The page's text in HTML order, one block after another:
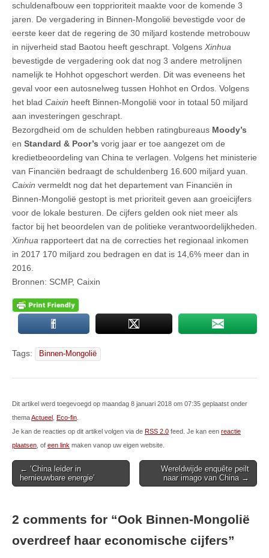
schuldenafbouw een topprioriteit maakte voor de komende 3
jaren. De vergadering in Binnen-Mongolië bevestigde voor de
eerste keer dat de regering de 30 miljard kostende metrobouw
in nijverheid stad Baotou heeft geschrapt. Volgens Xinhua
bevestigde de vergadering ook dat nog 3 andere metrolijnen
namelijk te Hohhot opgeschort werden. Dit was eveneens het
geval voor een autosnelweg tussen Hohhot en Ordos. Volgens
het blad Caixin heeft Binnen-Mongolië voor in totaal 50 miljard
aan investeringen geschrapt.
Bezorgdheid om de schulden hebben ratingbureaus Moody’s
en Standard & Poor’s vorig jaar er toe aangezet om de
kredietbeoordeling van China te verlagen. Volgens het ministerie
van Financiën bedraagt de schuldenberg 16.600 miljard yuan.
Caixin vermeldt nog dat het departement van Financiën in
Binnen-Mongolië gestopt is met prioriteit geven aan groeicijfers
voor de lokale besturen. De cijfers gelden ook niet meer als
factor bij het beoordelen van de politieke verantwoordelijkheden.
Xinhua rapporteert dat na de correcties het regionaal inkomen
in 2017 170 miljard zou bedragen en dat is 14,6% meer dan in
2016.
Bronnen: SCMP, Caixin
Tags: Binnen-Mongolië
Dit artikel werd toegevoegd op maandag 8 januari 2018 om 07:35 geplaatst onder
themaActueel Eco-fin
Je kan de reacties op dit artikel volgen via de RSS 2.0 feed. Je kan een reactie
plaatsen , of een link maken vanop uw eigen website.
Post
navigation
← ‘China leider in
hernieuwbare energie’
Wereldwijde enquête peilt
naar imago van China →
2 comments for “Ook Binnen-Mongolië
overdreef haar economische cijfers”